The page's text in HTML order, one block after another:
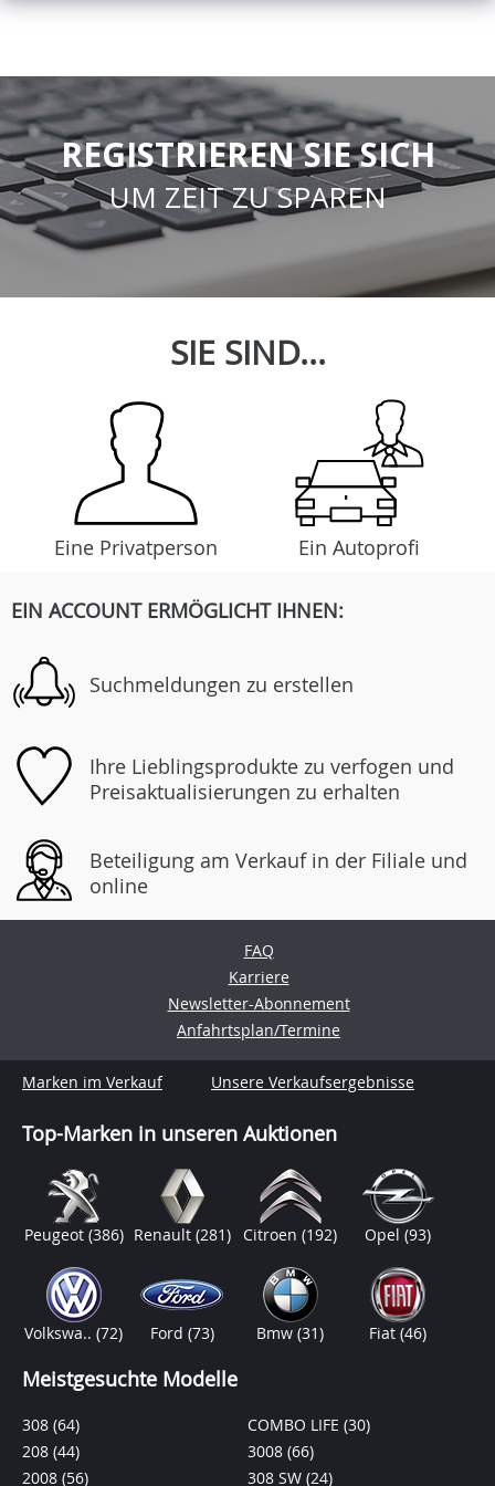
REGISTRIEREN SIE SICH
UM ZEIT ZU SPAREN
SIE SIND...
Eine Privatperson Ein Autoprofi
EIN ACCOUNT ERMÖGLICHT IHNEN:
Suchmeldungen zu erstellen
Ihre Lieblingsprodukte zu verfogen und
Preisaktualisierungen zu erhalten
Beteiligung am Verkauf in der Filiale und
online
FAQ
Karriere
Newsletter-Abonnement
Anfahrtsplan/Termine
Marken im Verkauf Unsere Verkaufsergebnisse
Top-Marken in unseren Auktionen
Peugeot (386) Renault (281) Citroen(192) Opel(93)
Volkswa..(72) Ford (73) Bmw(31) Fiat(46)
Meistgesuchte Modelle
308 (64)
208 (44)
2008 (56)
COMBO LIFE (30)
3008 (66)
308 SW (24)